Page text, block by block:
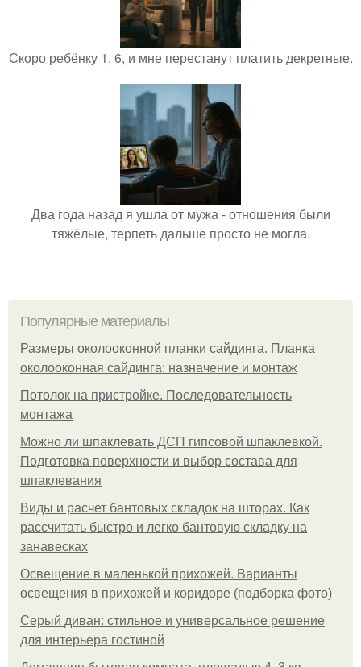
Скоро ребёнку 1, 6, и мне перестанут платить декретные.
Два года назад я ушла от мужа - отношения были
тяжёлые, терпеть дальше просто не могла.
Популярные материалы
Размеры околооконной планки сайдинга. Планка
околооконная сайдинга: назначение и монтаж
Потолок на пристройке. Последовательность
монтажа
Можно ли шпаклевать ДСП гипсовой шпаклевкой.
Подготовка поверхности и выбор состава для
шпаклевания
Виды и расчет бантовых складок на шторах. Как
рассчитать быстро и легко бантовую складку на
занавесках
Освещение в маленькой прихожей. Варианты
освещения в прихожей и коридоре (подборка фото)
Серый диван: стильное и универсальное решение
для интерьера гостиной